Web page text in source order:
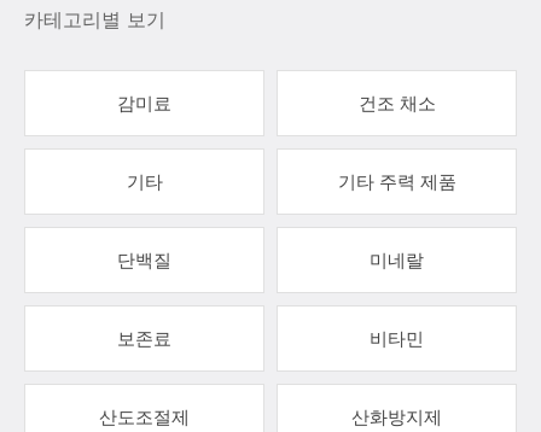
카테고리별 보기
감미료 건조 채소
기타 기타 주력 제품
단백질 미네랄
보존료 비타민
산도조절제 산화방지제